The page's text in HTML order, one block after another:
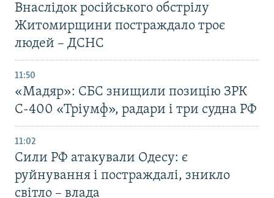
Внаслідок російського обстрілу
Житомирщини постраждало троє
людей – ДСНС
11:50
«Мадяр»: СБС знищили позицію ЗРК
С-400 «Тріумф», радари і три судна РФ
11:02
Сили РФ атакували Одесу: є
руйнування і постраждалі, зникло
світло – влада